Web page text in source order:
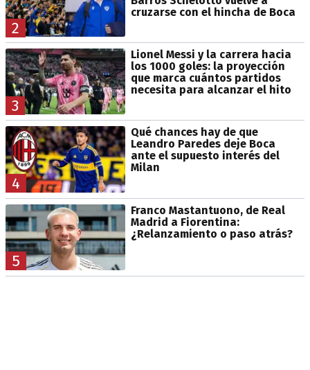
2
cruzarse con el hincha de Boca
3
Lionel Messi y la carrera hacia
los 1000 goles: la proyección
que marca cuántos partidos
necesita para alcanzar el hito
4
Qué chances hay de que
Leandro Paredes deje Boca
ante el supuesto interés del
Milan
5
Franco Mastantuono, de Real
Madrid a Fiorentina:
¿Relanzamiento o paso atrás?